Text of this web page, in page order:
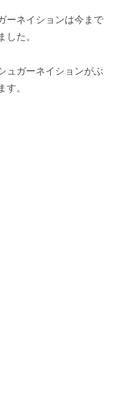
ーネイションは今まで
た。
ュガーネイションがぶ
す。